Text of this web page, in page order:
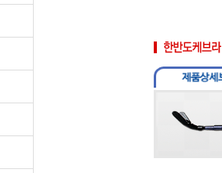
바다민대
아이스 쿨러&태클박
루어&의류&액세서리